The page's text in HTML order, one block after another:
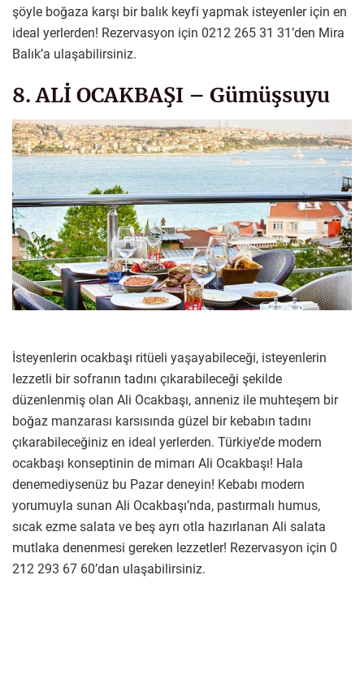
şöyle boğaza karşı bir balık keyfi yapmak isteyenler için en
ideal yerlerden! Rezervasyon için 0212 265 31 31’den Mira
Balık’a ulaşabilirsiniz.
8. ALİ OCAKBAŞI – Gümüşsuyu
İsteyenlerin ocakbaşı ritüeli yaşayabileceği, isteyenlerin
lezzetli bir sofranın tadını çıkarabileceği şekilde
düzenlenmiş olan Ali Ocakbaşı, anneniz ile muhteşem bir
boğaz manzarası karsısında güzel bir kebabın tadını
çıkarabileceğiniz en ideal yerlerden. Türkiye’de modern
ocakbaşı konseptinin de mimarı Ali Ocakbaşı! Hala
denemediysenüz bu Pazar deneyin! Kebabı modern
yorumuyla sunan Ali Ocakbaşı’nda, pastırmalı humus,
sıcak ezme salata ve beş ayrı otla hazırlanan Ali salata
mutlaka denenmesi gereken lezzetler! Rezervasyon için 0
212 293 67 60’dan ulaşabilirsiniz.